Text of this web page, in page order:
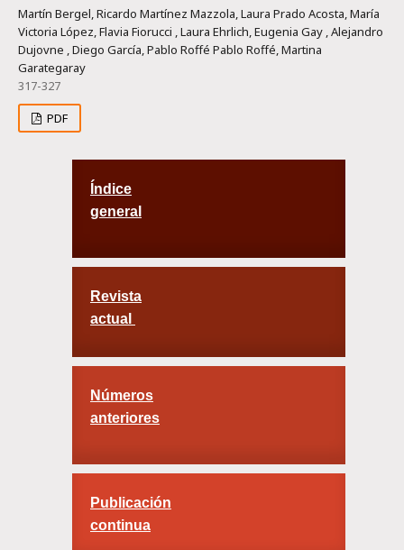
Martín Bergel, Ricardo Martínez Mazzola, Laura Prado Acosta, María
Victoria López, Flavia Fiorucci , Laura Ehrlich, Eugenia Gay , Alejandro
Dujovne , Diego García, Pablo Roffé Pablo Roffé, Martina
Garategaray
317-327
PDF
Índice
general
Revista
actual
Números
anteriores
Publicación
continua